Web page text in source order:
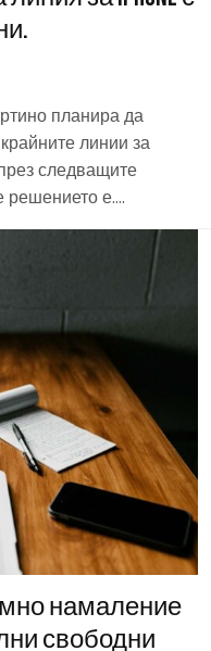
планира да
линии за
следващите
решението е….
намаление
свободни